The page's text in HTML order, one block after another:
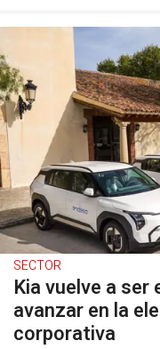
SECTOR
Kia vuelve a ser
avanzar en la
corporativa